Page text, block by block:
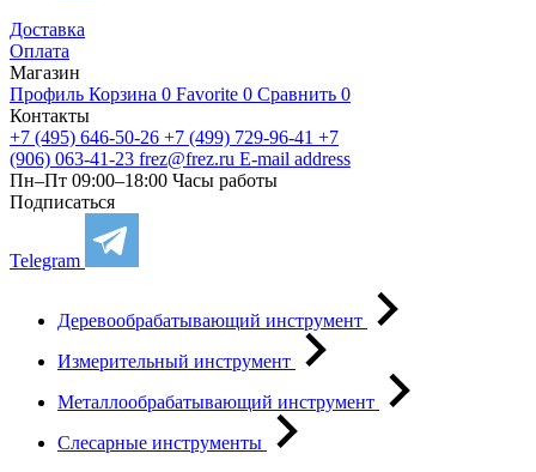
Доставка
Оплата
Магазин
Профиль Корзина 0 Favorite 0 Сравнить 0
Контакты
+7 (495) 646-50-26 +7 (499) 729-96-41 +7
(906) 063-41-23 frez@frez.ru E-mail address
Пн–Пт 09:00–18:00 Часы работы
Подписаться
Telegram
Деревообрабатывающий инструмент
Измерительный инструмент
Металлообрабатывающий инструмент
Слесарные инструменты